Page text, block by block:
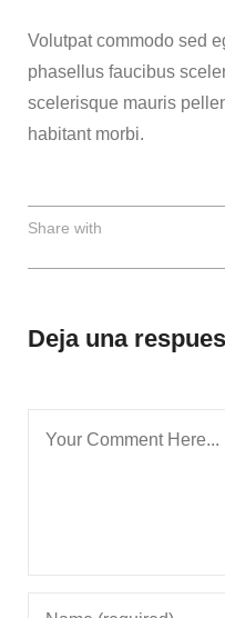
Volutpat commodo sed
phasellus faucibus
scelerisque mauris
habitant morbi.
Share with
Deja una